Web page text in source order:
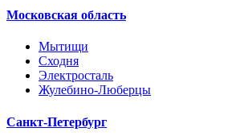
Московская область
Мытищи
Сходня
Электросталь
Жулебино-Люберцы
Санкт-Петербург